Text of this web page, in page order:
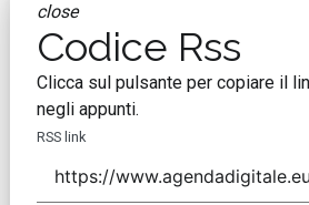
close
Codice Rss
Clicca sul pulsante per copiare il
negli appunti.
RSS link